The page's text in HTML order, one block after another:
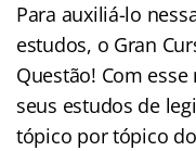
Para auxiliá-lo
estudos, o Gran
Questão! Com
seus estudos de
tópico por tópico